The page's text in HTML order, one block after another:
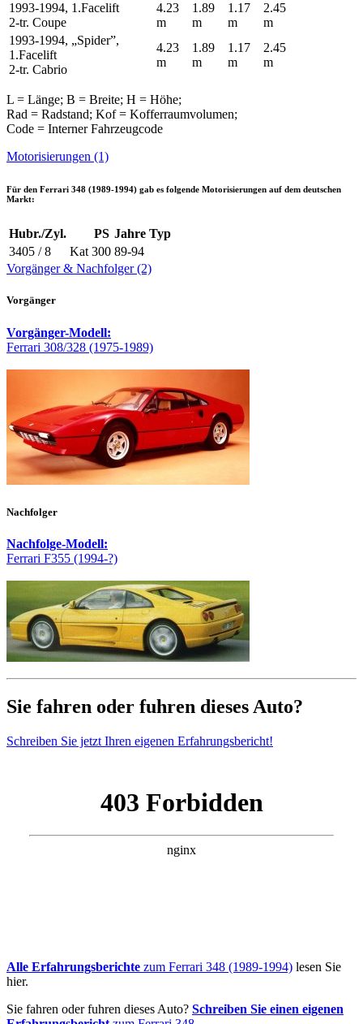
1993-1994, 1.Facelift
2-tr. Coupe
4.23
m
1.89
m
1.17
m
2.45
m
1993-1994, „Spider”,
1.Facelift
2-tr. Cabrio
4.23
m
1.89
m
1.17
m
2.45
m
L = Länge; B = Breite; H = Höhe;
Rad = Radstand; Kof = Kofferraumvolumen;
Code = Interner Fahrzeugcode
Motorisierungen (1)
Für den Ferrari 348 (1989-1994) gab es folgende Motorisierungen auf dem deutschen
Markt:
Hubr./Zyl. PS Jahre Typ
3405 / 8
Kat 300 89-94
Vorgänger & Nachfolger (2)
Vorgänger
Vorgänger-Modell:
Ferrari 308/328 (1975-1989)
Nachfolger
Nachfolge-Modell:
Ferrari F355 (1994-?)
Sie fahren oder fuhren dieses Auto?
Schreiben Sie jetzt Ihren eigenen Erfahrungsbericht!
Alle Erfahrungsberichte zum Ferrari 348 (1989-1994) lesen Sie
hier.
Sie fahren oder fuhren dieses Auto? Schreiben Sie einen eigenen